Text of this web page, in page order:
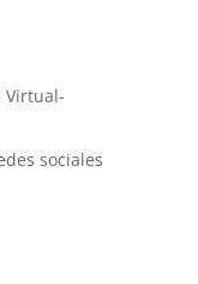
Virtual-
sociales